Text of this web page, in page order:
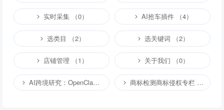
实时采集 （0） AI抢车插件 （4）
选类目 （2） 选关键词 （2）
店铺管理 （1） 关于我们 （0）
AI跨境研究：OpenClaw小龙虾等应用 （2） 商标检测商标侵权专栏 （1）